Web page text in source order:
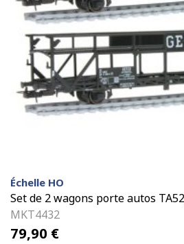
Échelle HO
Set de 2 wagons porte autos TA52,
MKT4432
79,90 €